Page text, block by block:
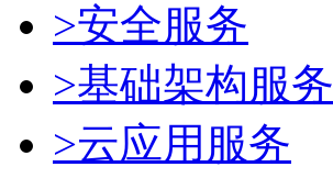
>安全服务
>基础架构服务
>云应用服务